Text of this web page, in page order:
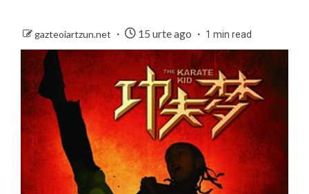
gazteoiartzun.net 15 urte ago 1 min read